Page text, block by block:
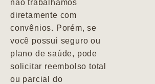
não trabalhamos
diretamente com
convênios. Porém, se
você possui seguro ou
plano de saúde, pode
solicitar reembolso total
ou parcial do